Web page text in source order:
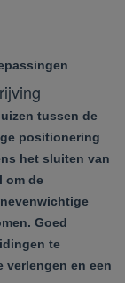
tussen de
positionering
het sluiten van
om de
Goed
te
verlengen en een